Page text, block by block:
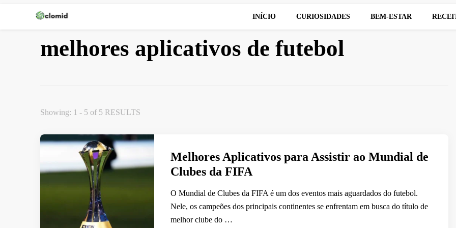
Clomid
INÍCIO CURIOSIDADES BEM-ESTAR
melhores aplicativos de futebol
Showing: 1 - 5 of 5 RESULTS
Melhores Aplicativos para Assistir ao Mundial de
Clubes da FIFA
O Mundial de Clubes da FIFA é um dos eventos mais aguardados do futebol.
Nele, os campeões dos principais continentes se enfrentam em busca do título de
melhor clube do …